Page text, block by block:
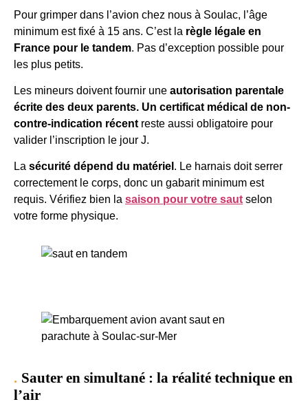
Pour grimper dans l’avion chez nous à Soulac, l’âge
minimum est fixé à 15 ans. C’est la règle légale en
France pour le tandem. Pas d’exception possible pour
les plus petits.
Les mineurs doivent fournir une autorisation parentale
écrite des deux parents. Un certificat médical de non-
contre-indication récent reste aussi obligatoire pour
valider l’inscription le jour J.
La sécurité dépend du matériel . Le harnais doit serrer
correctement le corps, donc un gabarit minimum est
requis. Vérifiez bien la saison pour votre saut selon
votre forme physique.
Sauter en simultané : la réalité technique en
l’air